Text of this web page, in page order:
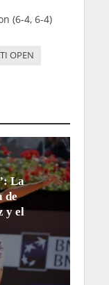
(6-4, 6-4)
OPEN
La
de
y el